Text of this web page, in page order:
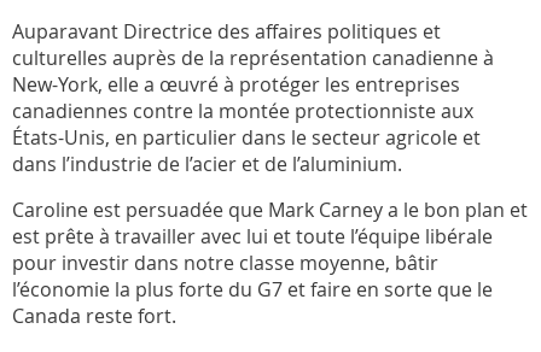
Auparavant Directrice des affaires politiques et
culturelles auprès de la représentation canadienne à
New-York, elle a œuvré à protéger les entreprises
canadiennes contre la montée protectionniste aux
États-Unis, en particulier dans le secteur agricole et
dans l’industrie de l’acier et de l’aluminium.
Caroline est persuadée que Mark Carney a le bon plan et
est prête à travailler avec lui et toute l’équipe libérale
pour investir dans notre classe moyenne, bâtir
l’économie la plus forte du G7 et faire en sorte que le
Canada reste fort.